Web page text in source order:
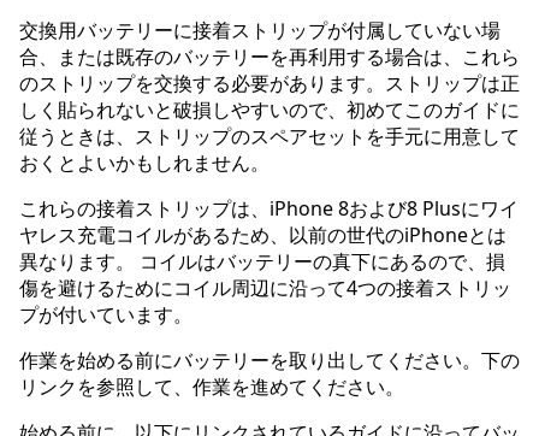
交換用バッテリーに接着ストリップが付属していない場
合、または既存のバッテリーを再利用する場合は、これら
のストリップを交換する必要があります。ストリップは正
しく貼られないと破損しやすいので、初めてこのガイドに
従うときは、ストリップのスペアセットを手元に用意して
おくとよいかもしれません。
これらの接着ストリップは、iPhone 8および8 Plusにワイ
ヤレス充電コイルがあるため、以前の世代のiPhoneとは
異なります。 コイルはバッテリーの真下にあるので、損
傷を避けるためにコイル周辺に沿って4つの接着ストリッ
プが付いています。
作業を始める前にバッテリーを取り出してください。下の
リンクを参照して、作業を進めてください。